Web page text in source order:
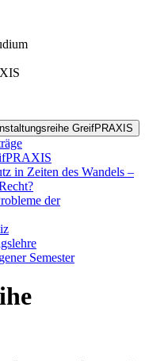
GreifPRAXIS
in Zeiten des Wandels –
der
Semester